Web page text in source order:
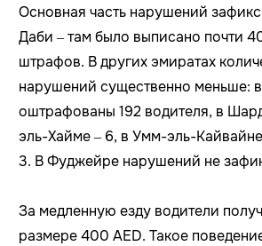
Основная часть нарушений
Даби – там было выписано почти
штрафов. В других эмиратах
нарушений существенно меньше:
оштрафованы 192 водителя, в
эль-Хайме – 6, в Умм-эль-
3. В Фуджейре нарушений не
За медленную езду водители
размере 400 AED. Такое